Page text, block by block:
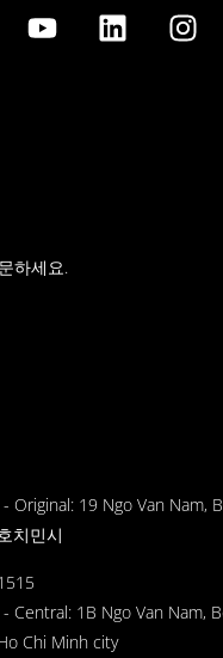
하세요.
Original: 19 Ngo Van Nam,
치민시
Central: 1B Ngo Van Nam,
Chi Minh city